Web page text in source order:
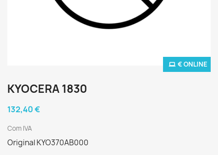
€ ONLINE
KYOCERA 1830
132,40 €
Com IVA
Original KYO370AB000